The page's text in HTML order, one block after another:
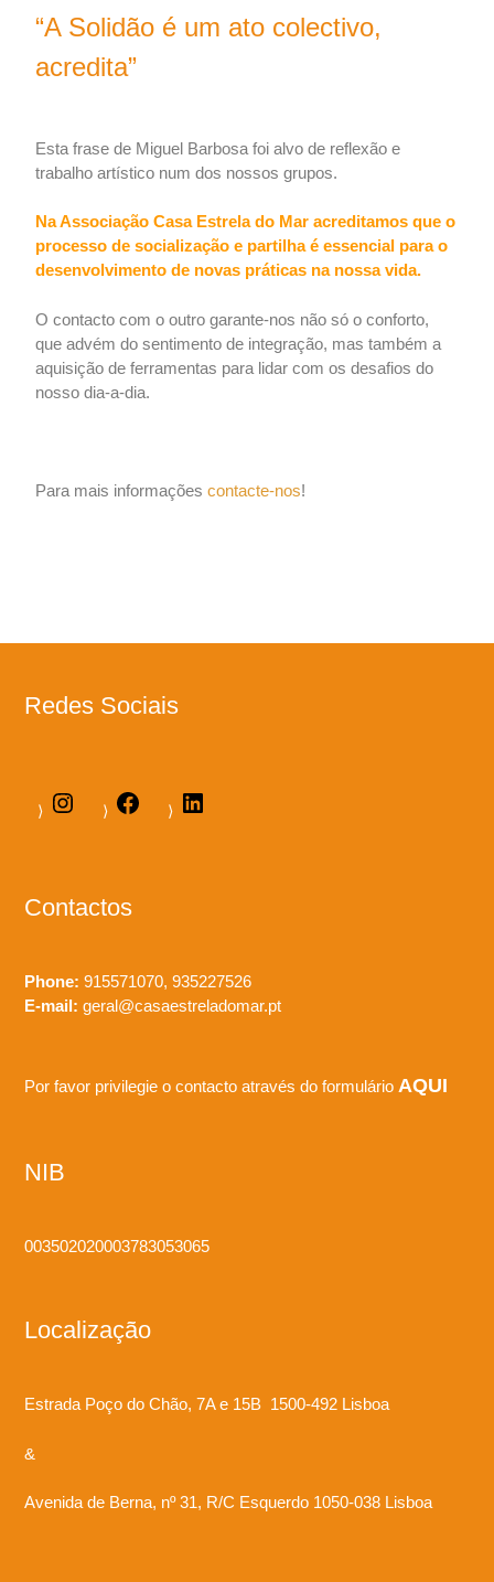
“A Solidão é um ato colectivo,
acredita”
Esta frase de Miguel Barbosa foi alvo de reflexão e
trabalho artístico num dos nossos grupos.
Na Associação Casa Estrela do Mar acreditamos que o
processo de socialização e partilha é essencial para o
desenvolvimento de novas práticas na nossa vida.
O contacto com o outro garante-nos não só o conforto,
que advém do sentimento de integração, mas também a
aquisição de ferramentas para lidar com os desafios do
nosso dia-a-dia.
Para mais informaçõescontacte-nos!
Redes Sociais
Contactos
Phone: 915571070, 935227526
E-mail: geral@casaestreladomar.pt
Por favor privilegie o contacto através do formulário AQUI
NIB
003502020003783053065
Localização
Estrada Poço do Chão, 7A e 15B 1500-492 Lisboa
&
Avenida de Berna, nº 31, R/C Esquerdo 1050-038 Lisboa